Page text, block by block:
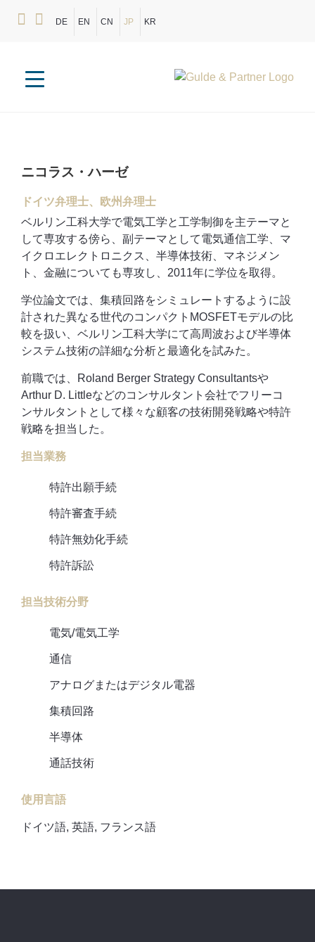
DE EN CN JP KR
ニコラス・ハーゼ
ドイツ弁理士、欧州弁理士
ベルリン工科大学で電気工学と工学制御を主テーマと
して専攻する傍ら、副テーマとして電気通信工学、マ
イクロエレクトロニクス、半導体技術、マネジメン
ト、金融についても専攻し、2011年に学位を取得。
学位論文では、集積回路をシミュレートするように設
計された異なる世代のコンパクトMOSFETモデルの比
較を扱い、ベルリン工科大学にて高周波および半導体
システム技術の詳細な分析と最適化を試みた。
前職では、Roland Berger Strategy Consultantsや
Arthur D. Littleなどのコンサルタント会社でフリーコ
ンサルタントとして様々な顧客の技術開発戦略や特許
戦略を担当した。
担当業務
特許出願手続
特許審査手続
特許無効化手続
特許訴訟
担当技術分野
電気/電気工学
通信
アナログまたはデジタル電器
集積回路
半導体
通話技術
使用言語
ドイツ語, 英語, フランス語